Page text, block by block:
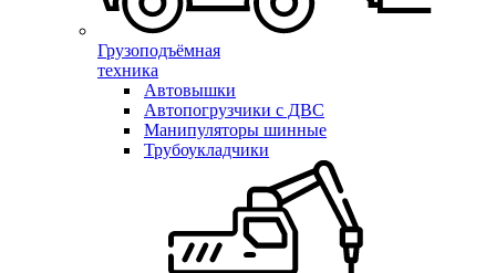
Грузоподъёмная
техника
Автовышки
Автопогрузчики с ДВС
Манипуляторы шинные
Трубоукладчики